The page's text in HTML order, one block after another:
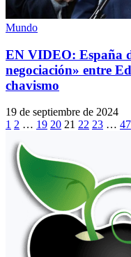
Mundo
EN VIDEO: España
negociación» entre
chavismo
19 de septiembre de 2024
1 2 … 19 20 21 22 23 … 47